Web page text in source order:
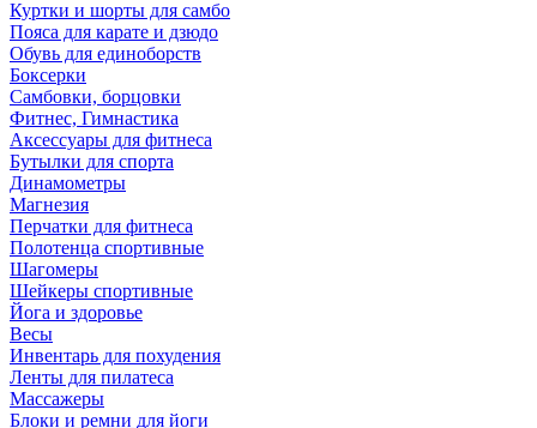
Куртки и шорты для самбо
Пояса для карате и дзюдо
Обувь для единоборств
Боксерки
Самбовки, борцовки
Фитнес, Гимнастика
Аксессуары для фитнеса
Бутылки для спорта
Динамометры
Магнезия
Перчатки для фитнеса
Полотенца спортивные
Шагомеры
Шейкеры спортивные
Йога и здоровье
Весы
Инвентарь для похудения
Ленты для пилатеса
Массажеры
Блоки и ремни для йоги